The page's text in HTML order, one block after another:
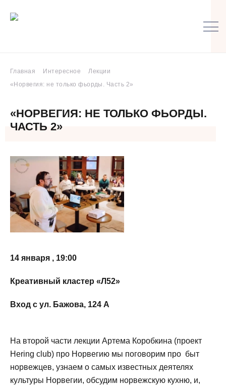
Главная Интересное
Лекции
«Норвегия: не только фьорды. Часть 2»
«НОРВЕГИЯ: НЕ ТОЛЬКО ФЬОРДЫ.
ЧАСТЬ 2»
14 января , 19:00
Креативный кластер «Л52»
Вход с ул. Бажова, 124 А
На второй части лекции Артема Коробкина (проект
Hering club) про Норвегию мы поговорим про быт
норвежцев, узнаем о самых известных деятелях
культуры Норвегии, обсудим норвежскую кухню, и,